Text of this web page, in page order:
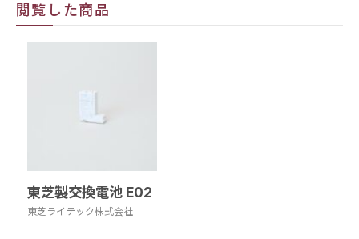
閲覧した商品
東芝製交換電池 E02
東芝ライテック株式会社